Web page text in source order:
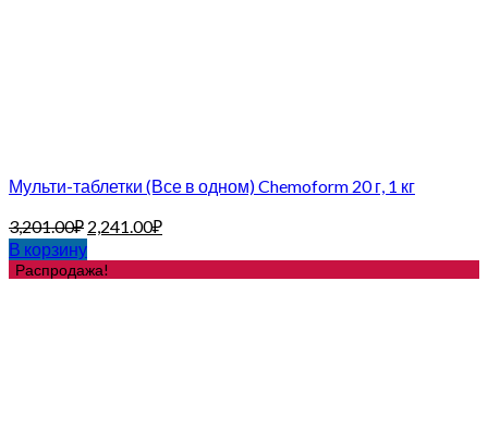
Мульти-таблетки (Все в одном) Chemoform 20 г, 1 кг
3,201.00₽ 2,241.00₽
В корзину
Распродажа!